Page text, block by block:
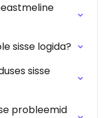
sisse logida?
sisse
probleemid